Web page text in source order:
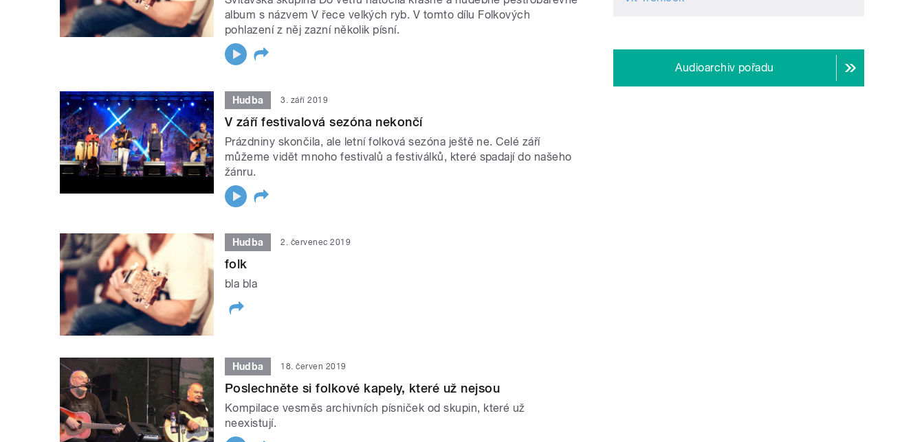
album s názvem V řece velkých ryb. V tomto dílu Folkových
pohlazení z něj zazní několik písní.
Hudba 3. září 2019
V září festivalová sezóna nekončí
Prázdniny skončila, ale letní folková sezóna ještě ne. Celé září
můžeme vidět mnoho festivalů a festiválků, které spadají do našeho
žánru.
Hudba 2. červenec 2019
folk
bla bla
Hudba 18. červen 2019
Poslechněte si folkové kapely, které už nejsou
Kompilace vesměs archivních písniček od skupin, které už
neexistují.
Audioarchiv pořadu